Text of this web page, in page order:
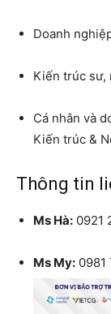
Doanh
Kiến trúc sư,
Cá nhân và
Kiến trúc &
Thông tin
Ms Hà: 0921
Ms My: 0981